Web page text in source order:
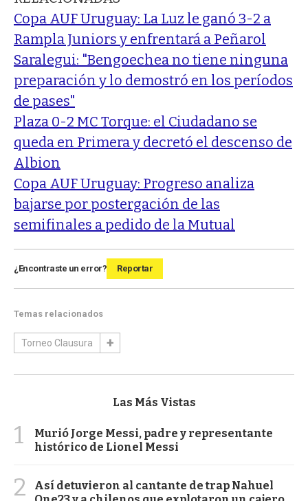
Copa AUF Uruguay: La Luz le ganó 3-2 a
Rampla Juniors y enfrentará a Peñarol
Saralegui: "Bengoechea no tiene ninguna
preparación y lo demostró en los períodos
de pases"
Plaza 0-2 MC Torque: el Ciudadano se
queda en Primera y decretó el descenso de
Albion
Copa AUF Uruguay: Progreso analiza
bajarse por postergación de las
semifinales a pedido de la Mutual
¿Encontraste un error? Reportar
Temas relacionados
Torneo Clausura
Las Más Vistas
1
Murió Jorge Messi, padre y representante
histórico de Lionel Messi
2
Así detuvieron al cantante de trap Nahuel